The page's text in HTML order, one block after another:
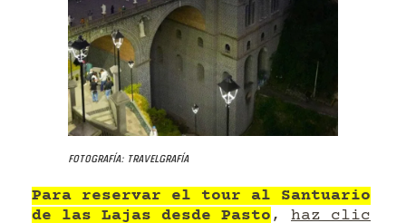
Fotografía: Travelgrafía
Para reservar el tour al Santuario
de las Lajas desde Pasto , haz clic